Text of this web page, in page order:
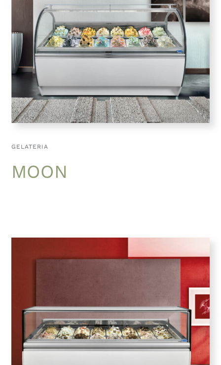
GELATERIA
MOON